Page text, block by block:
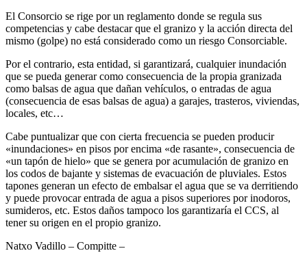
El Consorcio se rige por un reglamento donde se regula sus
competencias y cabe destacar que el granizo y la acción directa del
mismo (golpe) no está considerado como un riesgo Consorciable.
Por el contrario, esta entidad, si garantizará, cualquier inundación
que se pueda generar como consecuencia de la propia granizada
como balsas de agua que dañan vehículos, o entradas de agua
(consecuencia de esas balsas de agua) a garajes, trasteros, viviendas,
locales, etc…
Cabe puntualizar que con cierta frecuencia se pueden producir
«inundaciones» en pisos por encima «de rasante», consecuencia de
«un tapón de hielo» que se genera por acumulación de granizo en
los codos de bajante y sistemas de evacuación de pluviales. Estos
tapones generan un efecto de embalsar el agua que se va derritiendo
y puede provocar entrada de agua a pisos superiores por inodoros,
sumideros, etc. Estos daños tampoco los garantizaría el CCS, al
tener su origen en el propio granizo.
Natxo Vadillo – Compitte –